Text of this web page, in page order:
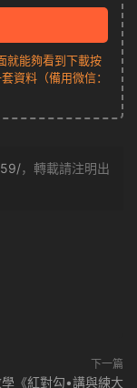
就能夠看到下載按
資料（備用微信：
，轉載請注明出
下一篇
《紅對勾•講與練大